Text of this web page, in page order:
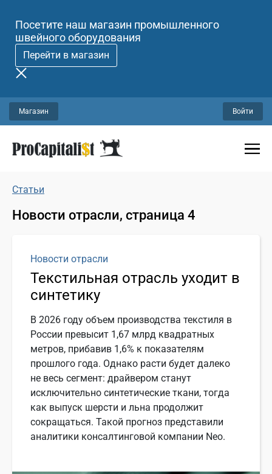
Посетите наш магазин промышленного
швейного оборудования
Перейти в магазин
Магазин Войти
Статьи
Новости отрасли, страница 4
Новости отрасли
Текстильная отрасль уходит в
синтетику
В 2026 году объем производства текстиля в
России превысит 1,67 млрд квадратных
метров, прибавив 1,6% к показателям
прошлого года. Однако расти будет далеко
не весь сегмент: драйвером станут
исключительно синтетические ткани, тогда
как выпуск шерсти и льна продолжит
сокращаться. Такой прогноз представили
аналитики консалтинговой компании Neo.